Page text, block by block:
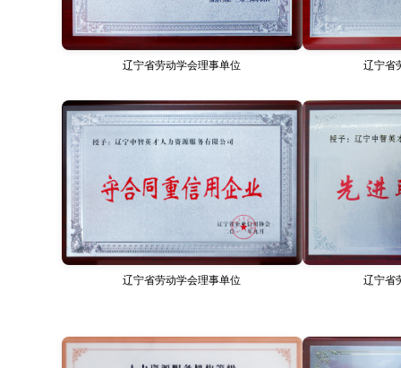
辽宁省劳动学会理事单位 辽宁省
辽宁省劳动学会理事单位 辽宁省